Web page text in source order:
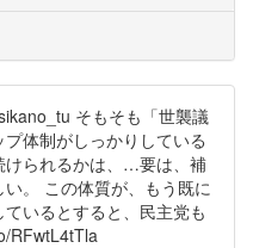
そもそも「世襲議
体制がしっかりしている
けられるかは、…要は、補
。 この体質が、もう既に
いるとすると、民主党も
RFwtL4tTla